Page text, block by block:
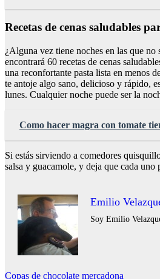
Recetas de cenas saludables
¿Alguna vez tiene noches en las que no
encontrará 60 recetas de cenas
una reconfortante pasta lista en menos
te antoje algo sano, delicioso y rápido,
lunes. Cualquier noche puede ser la
Como hacer magra con tomate
Si estás sirviendo a comedores
salsa y guacamole, y deja que cada uno
Emilio
Soy Emilio
Copas de chocolate mercadona